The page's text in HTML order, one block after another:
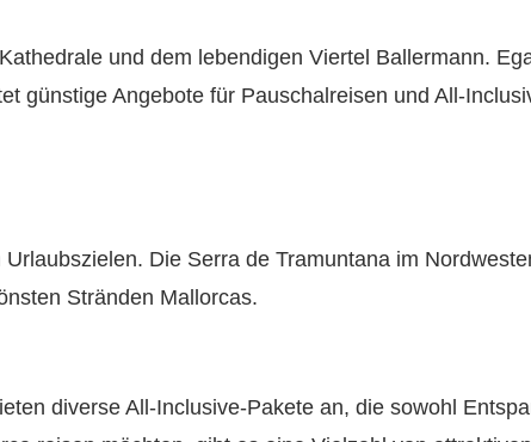
und dem lebendigen Viertel Ballermann.
günstige Angebote für Pauschalreisen und All-
Die Serra de Tramuntana im
Stränden Mallorcas.
diverse All-Inclusive-Pakete an, die sowohl